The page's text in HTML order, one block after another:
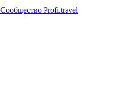
Сообщество Profi.travel